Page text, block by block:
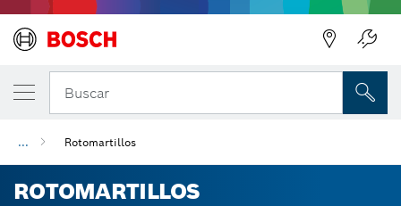
Buscar
... Rotomartillos
ROTOMARTILLOS